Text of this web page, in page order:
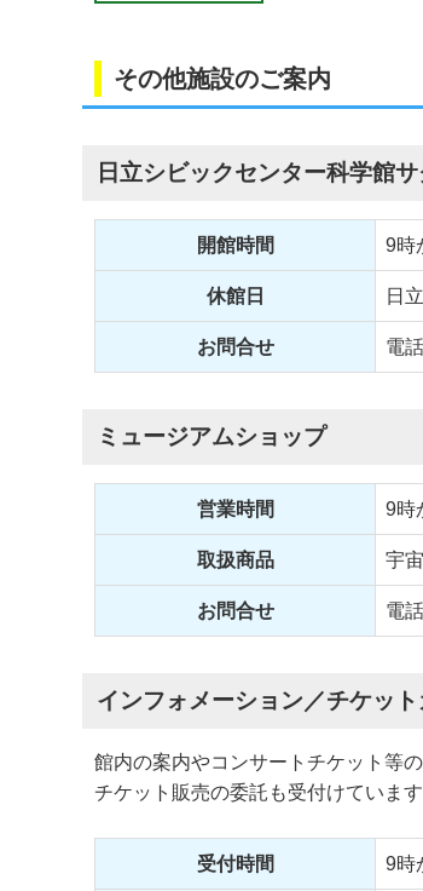
その他施設のご案内
日立シビックセンター科学館
開館時間 9時
休館日 日
お問合せ 電
ミュージアムショップ
営業時間 9時
取扱商品 宇
お問合せ 電
インフォメーション／チケッ
館内の案内やコンサートチケット等
チケット販売の委託も受付けています
受付時間 9時